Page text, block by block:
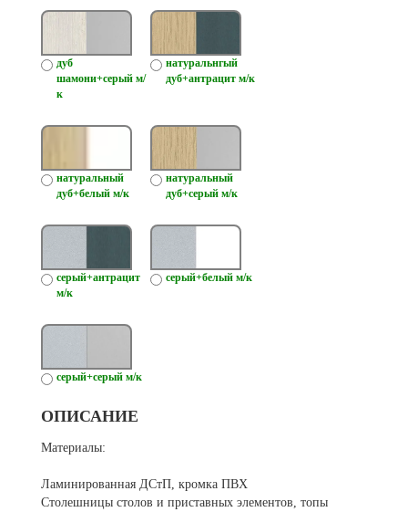
дуб
шамони+серый м/
к
натуральнгый
дуб+антрацит м/к
натуральный
дуб+белый м/к
натуральный
дуб+серый м/к
серый+антрацит
м/к
серый+белый м/к
серый+серый м/к
ОПИСАНИЕ
Материалы:
Ламинированная ДСтП, кромка ПВХ
Столешницы столов и приставных элементов, топы